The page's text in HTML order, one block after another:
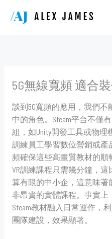
5G無線寬頻 適合
談到5G寬頻的應用，我們不
中的角色。Steam平台不僅
組，如Unity開發工具或物
訓練員工學習數位營銷或產
頻確保這些高畫質教材的順
VR訓練課程只需幾分鐘，
算有限的中小企，這意味
非昂貴的實體課程。事實
Steam教材融入日常運作，
團隊建設，效果顯著。